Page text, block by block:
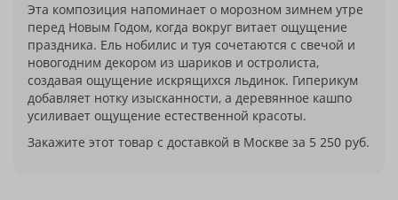
Эта композиция напоминает о морозном зимнем утре
перед Новым Годом, когда вокруг витает ощущение
праздника. Ель нобилис и туя сочетаются с свечой и
новогодним декором из шариков и остролиста,
создавая ощущение искрящихся льдинок. Гиперикум
добавляет нотку изысканности, а деревянное кашпо
усиливает ощущение естественной красоты.
Закажите этот товар с доставкой в Москве за 5 250 руб.